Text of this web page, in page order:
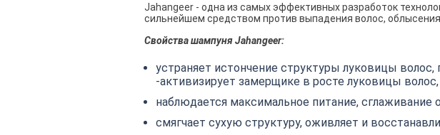
Jahangeer - одна из самых эффективных разработок
сильнейшем средством против выпадения волос,
Свойства шампуня Jahangeer:
устраняет истончение структуры луковицы
-активизирует замерщике в росте луковицы
наблюдается максимальное питание, сглаживание
смягчает сухую структуру, оживляет и